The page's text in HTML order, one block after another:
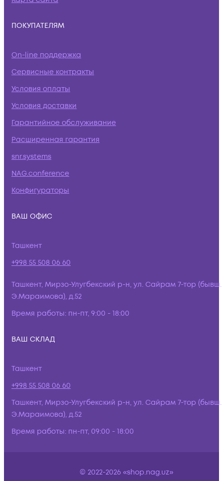
ПОКУПАТЕЛЯМ
On-line поддержка
Сервисные контракты
Условия оплаты
Условия доставки
Гарантийное обслуживание
Расширенная гарантия
snr.systems
NAG.conference
Конфигураторы
ВАШ ОФИС
Ташкент
+998 55 508 06 60
Ташкент, Мирзо-Улугбекский р-н, ул. Сайрам 7-тор (бывш.
Э.Мараимова), д.52
Время работы: пн-пт, 9:00 - 18:00
ВАШ СКЛАД
Ташкент
+998 55 508 06 60
Ташкент, Мирзо-Улугбекский р-н, ул. Сайрам 7-тор (бывш.
Э.Мараимова), д.52
Время работы: пн-пт, 09:00 - 18:00
© 2022-2026 «shop.nag.uz»